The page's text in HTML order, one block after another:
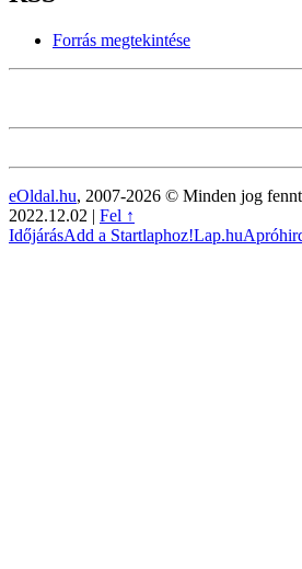
Forrás megtekintése
eOldal.hu, 2007-2026 © Minden jog
2022.12.02 | Fel ↑
IdőjárásAdd a Startlaphoz!Lap.hu